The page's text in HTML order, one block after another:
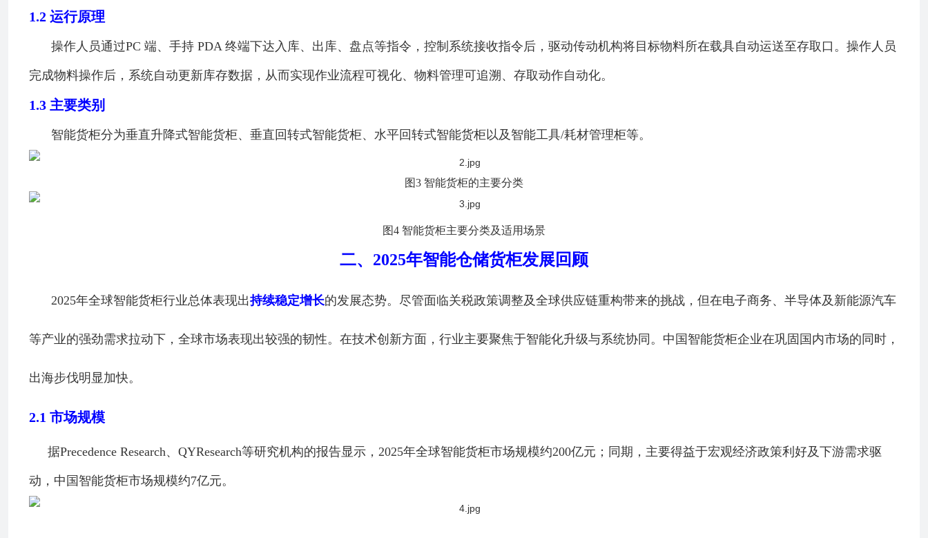
1.2 运行原理
操作人员通过PC 端、手持 PDA 终端下达入库、出库、盘点等指令，控制系统接收指令后，驱动传动机构将目标物料所在载具自动运送至存取口。操作人员
完成物料操作后，系统自动更新库存数据，从而实现作业流程可视化、物料管理可追溯、存取动作自动化。
1.3 主要类别
智能货柜分为垂直升降式智能货柜、垂直回转式智能货柜、水平回转式智能货柜以及智能工具/耗材管理柜等。
图3 智能货柜的主要分类
图4 智能货柜主要分类及适用场景
二、2025年智能仓储货柜发展回顾
2025年全球智能货柜行业总体表现出持续稳定增长的发展态势。尽管面临关税政策调整及全球供应链重构带来的挑战，但在电子商务、半导体及新能源汽车
等产业的强劲需求拉动下，全球市场表现出较强的韧性。在技术创新方面，行业主要聚焦于智能化升级与系统协同。中国智能货柜企业在巩固国内市场的同时，
出海步伐明显加快。
2.1 市场规模
据Precedence Research、QYResearch等研究机构的报告显示，2025年全球智能货柜市场规模约200亿元；同期，主要得益于宏观经济政策利好及下游需求驱
动，中国智能货柜市场规模约7亿元。